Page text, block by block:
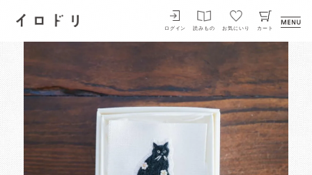
イロドリ
ログイン 読みもの お気にいり カート